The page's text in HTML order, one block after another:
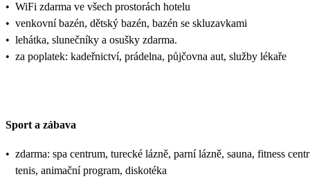
• WiFi zdarma ve všech prostorách hotelu
• venkovní bazén, dětský bazén, bazén se skluzavkami
• lehátka, slunečníky a osušky zdarma.
• za poplatek: kadeřnictví, prádelna, půjčovna aut, služby lékaře
Sport a zábava
• zdarma: spa centrum, turecké lázně, parní lázně, sauna, fitness
tenis, animační program, diskotéka